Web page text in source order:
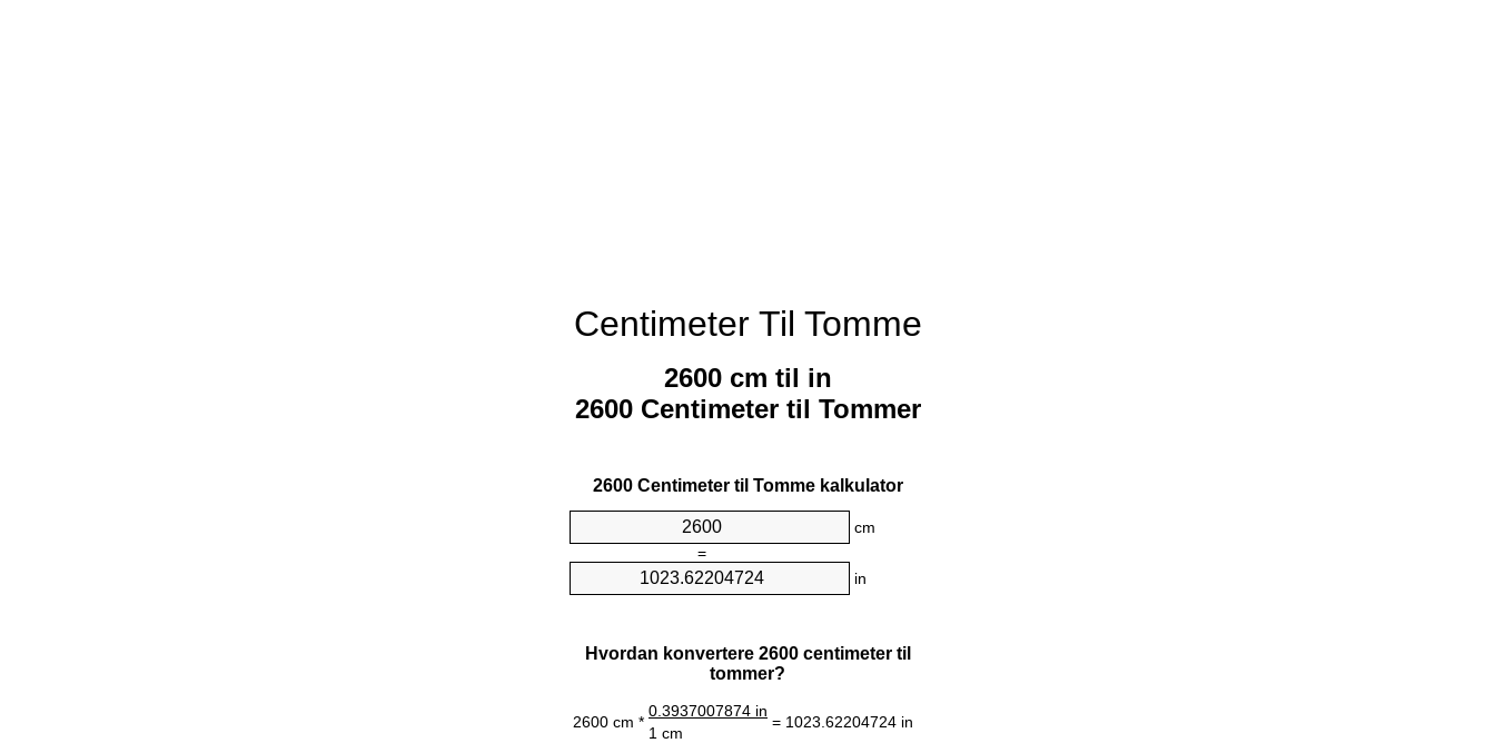
Centimeter Til Tomme
2600 cm til in
2600 Centimeter til Tommer
2600 Centimeter til Tomme kalkulator
cm
=
in
Hvordan konvertere 2600 centimeter til
tommer?
2600 cm *
0.3937007874 in
= 1023.62204724 in
1 cm